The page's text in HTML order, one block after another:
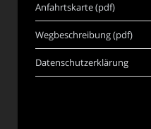
Anfahrtskarte (pdf)
Wegbeschreibung (pdf)
Datenschutzerklärung